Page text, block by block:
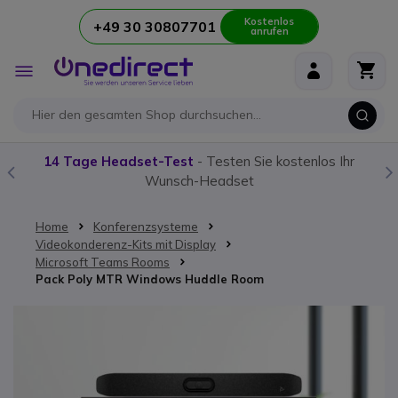
Zum Inhalt springen+49 30 30807701 Kostenlos
anrufen
Navigation
umschalten
14 Tage Headset-Test - Testen Sie kostenlos Ihr
Wunsch-Headset
Home
Konferenzsysteme
Videokonderenz-Kits mit Display
Microsoft Teams Rooms
Pack Poly MTR Windows Huddle Room